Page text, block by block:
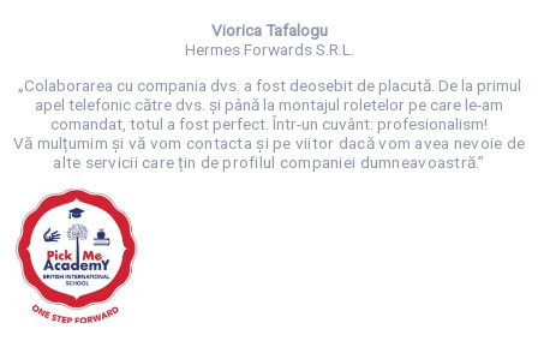
Viorica Tafalogu
Hermes Forwards S.R.L.
„Colaborarea cu compania dvs. a fost deosebit de placută. De la primul
apel telefonic către dvs. și până la montajul roletelor pe care le-am
comandat, totul a fost perfect. Într-un cuvânt: profesionalism!
Vă mulțumim și vă vom contacta și pe viitor dacă vom avea nevoie de
alte servicii care țin de profilul companiei dumneavoastră.”